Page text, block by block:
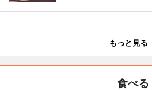
もっと見る
食べる